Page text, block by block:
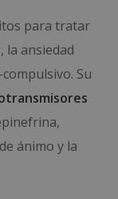
para tratar
, la ansiedad
Su
ánimo y la